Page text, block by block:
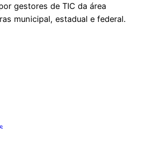
gestores de TIC da área
municipal, estadual e federal.